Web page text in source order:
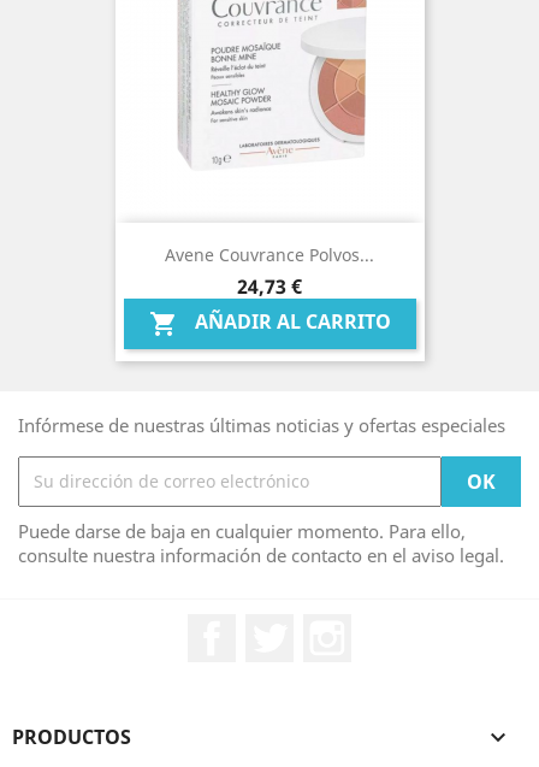
Avene Couvrance Polvos...
Precio
24,73 €
 AÑADIR AL CARRITO
Infórmese de nuestras últimas noticias y ofertas especiales
Puede darse de baja en cualquier momento. Para ello,
consulte nuestra información de contacto en el aviso legal.
PRODUCTOS 